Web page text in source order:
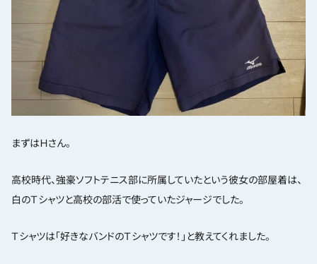
まずはＨさん。
高校時代、強豪ソフトテニス部に所属していたという彼女の部屋着は、
白のＴシャツと高校の部活で使っていたジャージでした。
Ｔシャツは「好きなバンドのＴシャツです！」と教えてくれました。